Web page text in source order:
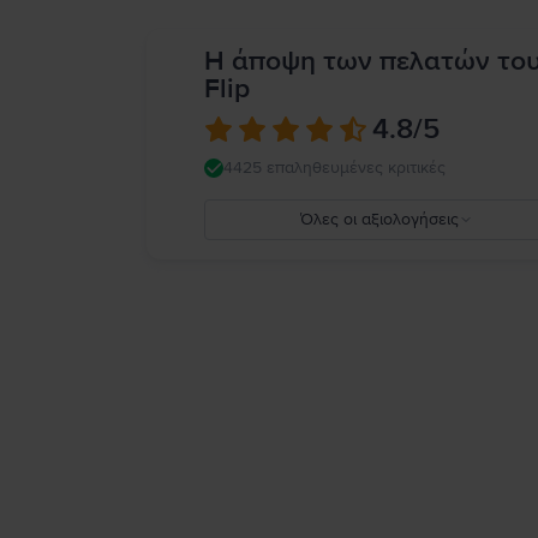
Η άποψη των πελατών
Flip
4.8/5
4425 επαληθευμένες κριτικές
Όλες οι αξιολογήσεις